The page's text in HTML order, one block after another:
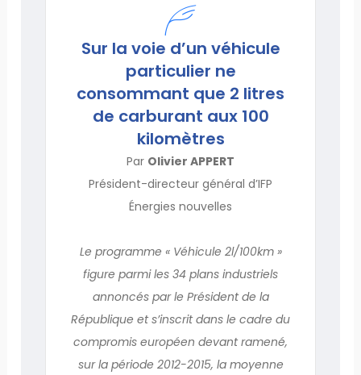
Sur la voie d’un véhicule
particulier ne
consommant que 2 litres
de carburant aux 100
kilomètres
Par Olivier APPERT
Président-directeur général d’IFP
Énergies nouvelles
Le programme « Véhicule 2l/100km »
figure parmi les 34 plans industriels
annoncés par le Président de la
République et s’inscrit dans le cadre du
compromis européen devant ramené,
sur la période 2012-2015, la moyenne